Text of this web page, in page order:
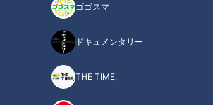
ゴゴスマ
ドキュメンタリー
THE TIME,
この記事を見たあなたへのおすすめ